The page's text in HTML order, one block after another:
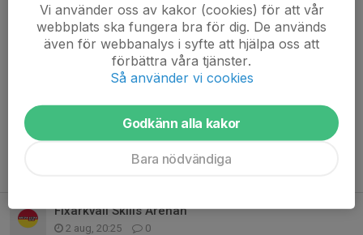
Niklas Lindbergh
20 apr, 08:52
Så jädra schygga skyltar och vad bra uppfräschningen av
gula spåret och Skills Area blev! Speciellt medelsvåra
"mellanspåret"!
Anders Bergström20 apr, 09:28
Fixarkväll Skills Arenan
2 aug, 20:25 0
Vi använder oss av kakor (cookies) för att vår
webbplats ska fungera bra för dig. De används
även för webbanalys i syfte att hjälpa oss att
förbättra våra tjänster.
Så använder vi cookies
Godkänn alla kakor
Bara nödvändiga